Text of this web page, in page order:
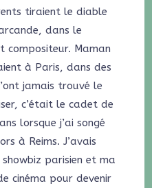
tiraient le diable
dans le
compositeur. Maman
à Paris, dans des
jamais trouvé le
c’était le cadet de
lorsque j’ai songé
à Reims. J’avais
parisien et ma
cinéma pour devenir